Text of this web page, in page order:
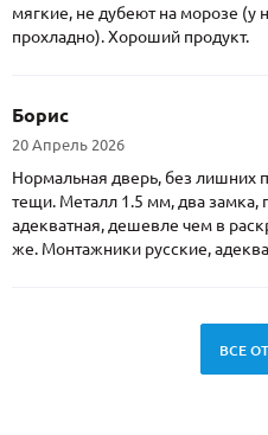
мягкие, не дубеют на морозе (у
прохладно). Хороший продукт.
Борис
20 Апрель 2026
Нормальная дверь, без лишних
тещи. Металл 1.5 мм, два замка,
адекватная, дешевле чем в
же. Монтажники русские,
ВСЕ